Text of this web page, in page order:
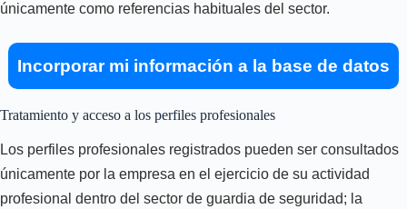
únicamente como referencias habituales del sector.
Incorporar mi información a la base de datos
Tratamiento y acceso a los perfiles profesionales
Los perfiles profesionales registrados pueden ser consultados
únicamente por la empresa en el ejercicio de su actividad
profesional dentro del sector de guardia de seguridad; la